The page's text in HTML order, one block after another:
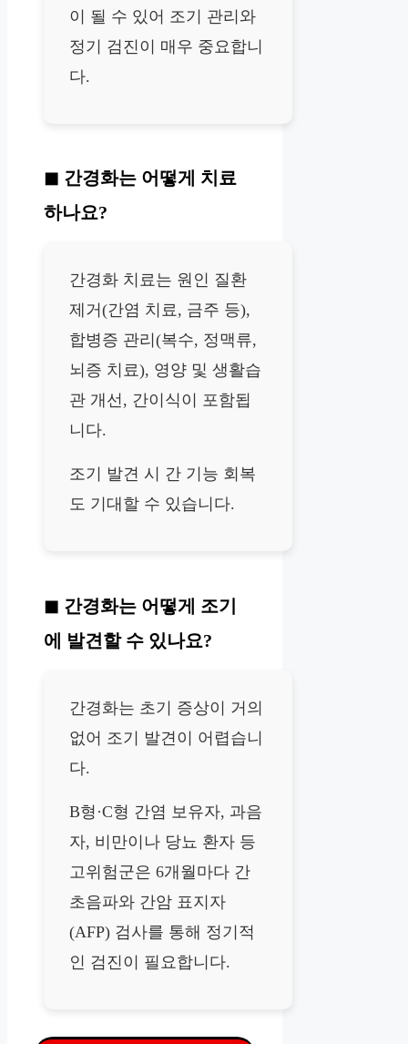
이 될 수 있어 조기 관리와
정기 검진이 매우 중요합니
다.
간경화는 어떻게 치료
하나요?
간경화 치료는 원인 질환
제거(간염 치료, 금주 등),
합병증 관리(복수, 정맥류,
뇌증 치료), 영양 및 생활습
관 개선, 간이식이 포함됩
니다.
조기 발견 시 간 기능 회복
도 기대할 수 있습니다.
간경화는 어떻게 조기
에 발견할 수 있나요?
간경화는 초기 증상이 거의
없어 조기 발견이 어렵습니
다.
B형·C형 간염 보유자, 과음
자, 비만이나 당뇨 환자 등
고위험군은 6개월마다 간
초음파와 간암 표지자
(AFP) 검사를 통해 정기적
인 검진이 필요합니다.